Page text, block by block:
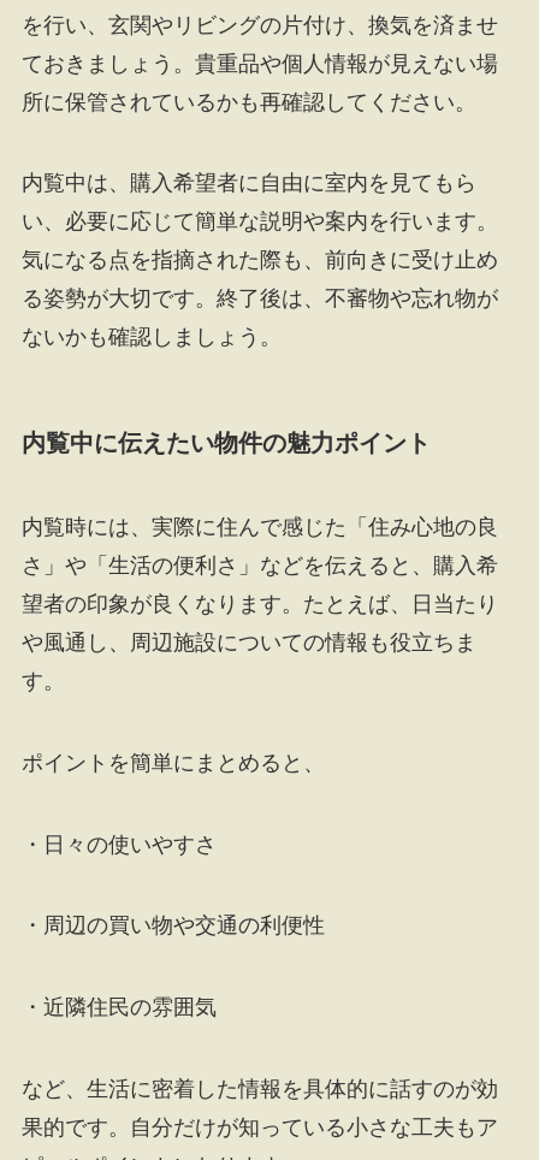
を行い、玄関やリビングの片付け、換気を済ませ
ておきましょう。貴重品や個人情報が見えない場
所に保管されているかも再確認してください。
内覧中は、購入希望者に自由に室内を見てもら
い、必要に応じて簡単な説明や案内を行います。
気になる点を指摘された際も、前向きに受け止め
る姿勢が大切です。終了後は、不審物や忘れ物が
ないかも確認しましょう。
内覧中に伝えたい物件の魅力ポイント
内覧時には、実際に住んで感じた「住み心地の良
さ」や「生活の便利さ」などを伝えると、購入希
望者の印象が良くなります。たとえば、日当たり
や風通し、周辺施設についての情報も役立ちま
す。
ポイントを簡単にまとめると、
・日々の使いやすさ
・周辺の買い物や交通の利便性
・近隣住民の雰囲気
など、生活に密着した情報を具体的に話すのが効
果的です。自分だけが知っている小さな工夫もア